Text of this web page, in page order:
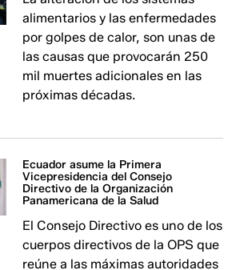
alimentarios y las enfermedades
por golpes de calor, son unas de
las causas que provocarán 250
mil muertes adicionales en las
próximas décadas.
Ecuador asume la Primera
Vicepresidencia del Consejo
Directivo de la Organización
Panamericana de la Salud
El Consejo Directivo es uno de los
cuerpos directivos de la OPS que
reúne a las máximas autoridades